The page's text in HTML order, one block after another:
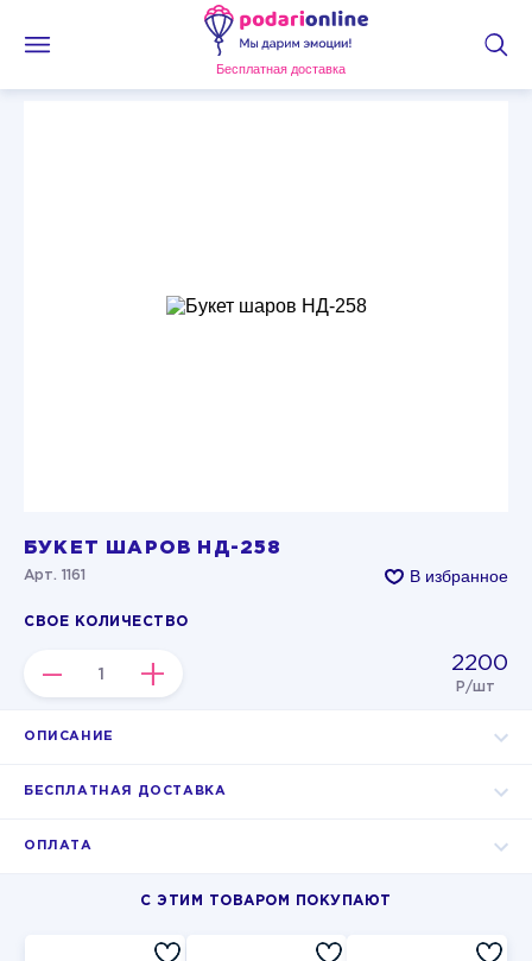
Бесплатная доставка
БУКЕТ ШАРОВ НД-258
Арт. 1161 В избранное
СВОЕ КОЛИЧЕСТВО
– + 2200
Р/шт
ОПИСАНИЕ
БЕСПЛАТНАЯ ДОСТАВКА
ОПЛАТА
С ЭТИМ ТОВАРОМ ПОКУПАЮТ